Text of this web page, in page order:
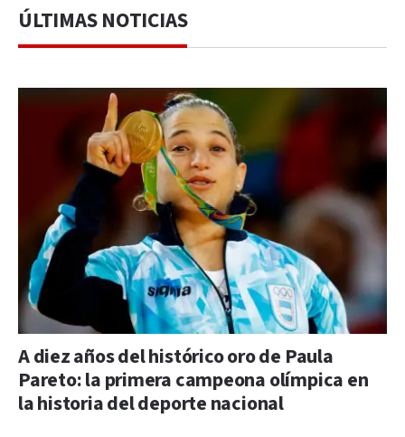
ÚLTIMAS NOTICIAS
A diez años del histórico oro de Paula
Pareto: la primera campeona olímpica en
la historia del deporte nacional